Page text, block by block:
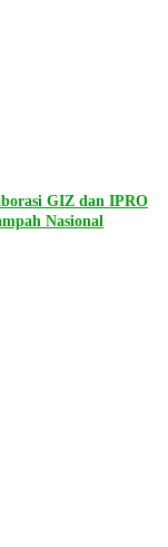
GIZ dan IPRO
Nasional